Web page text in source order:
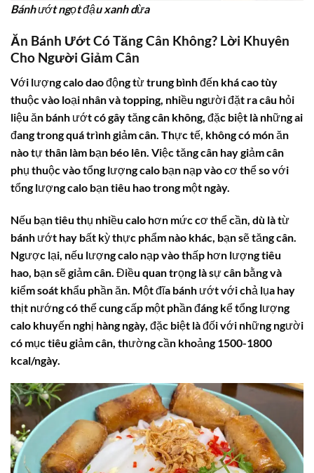
Bánh ướt ngọt đậu xanh dừa
Ăn Bánh Ướt Có Tăng Cân Không? Lời Khuyên
Cho Người Giảm Cân
Với lượng calo dao động từ trung bình đến khá cao tùy
thuộc vào loại nhân và topping, nhiều người đặt ra câu hỏi
liệu ăn bánh ướt có gây tăng cân không, đặc biệt là những ai
đang trong quá trình giảm cân. Thực tế, không có món ăn
nào tự thân làm bạn béo lên. Việc tăng cân hay giảm cân
phụ thuộc vào tổng lượng calo bạn nạp vào cơ thể so với
tổng lượng calo bạn tiêu hao trong một ngày.
Nếu bạn tiêu thụ nhiều calo hơn mức cơ thể cần, dù là từ
bánh ướt hay bất kỳ thực phẩm nào khác, bạn sẽ tăng cân.
Ngược lại, nếu lượng calo nạp vào thấp hơn lượng tiêu
hao, bạn sẽ giảm cân. Điều quan trọng là sự cân bằng và
kiểm soát khẩu phần ăn. Một đĩa bánh ướt với chả lụa hay
thịt nướng có thể cung cấp một phần đáng kể tổng lượng
calo khuyến nghị hàng ngày, đặc biệt là đối với những người
có mục tiêu giảm cân, thường cần khoảng 1500-1800
kcal/ngày.